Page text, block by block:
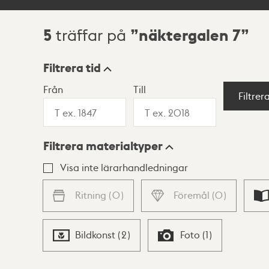
Sökresultat
5 träffar på näktergalen 7
Visningsläge
Lista Karta
Filtrera tid
Från Till
Filtrera materialtyper
Visa inte lärarhandledningar
Ritning (0) Föremål (0)
Bildkonst (2) Foto (1)